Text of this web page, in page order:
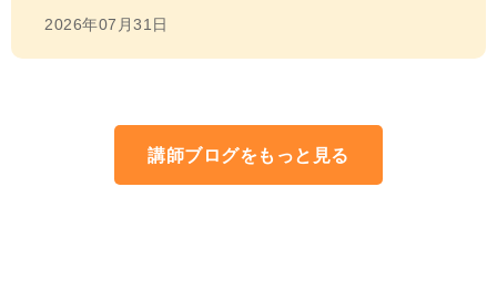
2026年07月31日
講師ブログをもっと見る